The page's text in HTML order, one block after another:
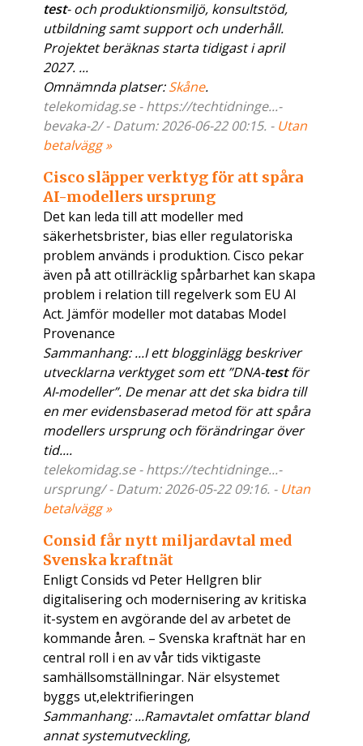
test- och produktionsmiljö, konsultstöd,
utbildning samt support och underhåll.
Projektet beräknas starta tidigast i april
2027. ...
Omnämnda platser:Skåne.
telekomidag.se - https://techtidninge...-
bevaka-2/ - Datum: 2026-06-22 00:15. - Utan
betalvägg »
Cisco släpper verktyg för att spåra
AI-modellers ursprung
Det kan leda till att modeller med
säkerhetsbrister, bias eller regulatoriska
problem används i produktion. Cisco pekar
även på att otillräcklig spårbarhet kan skapa
problem i relation till regelverk som EU AI
Act. Jämför modeller mot databas Model
Provenance
Sammanhang: ...I ett blogginlägg beskriver
utvecklarna verktyget som ett ”DNA-testför
AI-modeller”. De menar att det ska bidra till
en mer evidensbaserad metod för att spåra
modellers ursprung och förändringar över
tid....
telekomidag.se - https://techtidninge...-
ursprung/ - Datum: 2026-05-22 09:16. - Utan
betalvägg »
Consid får nytt miljardavtal med
Svenska kraftnät
Enligt Consids vd Peter Hellgren blir
digitalisering och modernisering av kritiska
it-system en avgörande del av arbetet de
kommande åren. – Svenska kraftnät har en
central roll i en av vår tids viktigaste
samhällsomställningar. När elsystemet
byggs ut,elektrifieringen
Sammanhang: ...Ramavtalet omfattar bland
annat systemutveckling,